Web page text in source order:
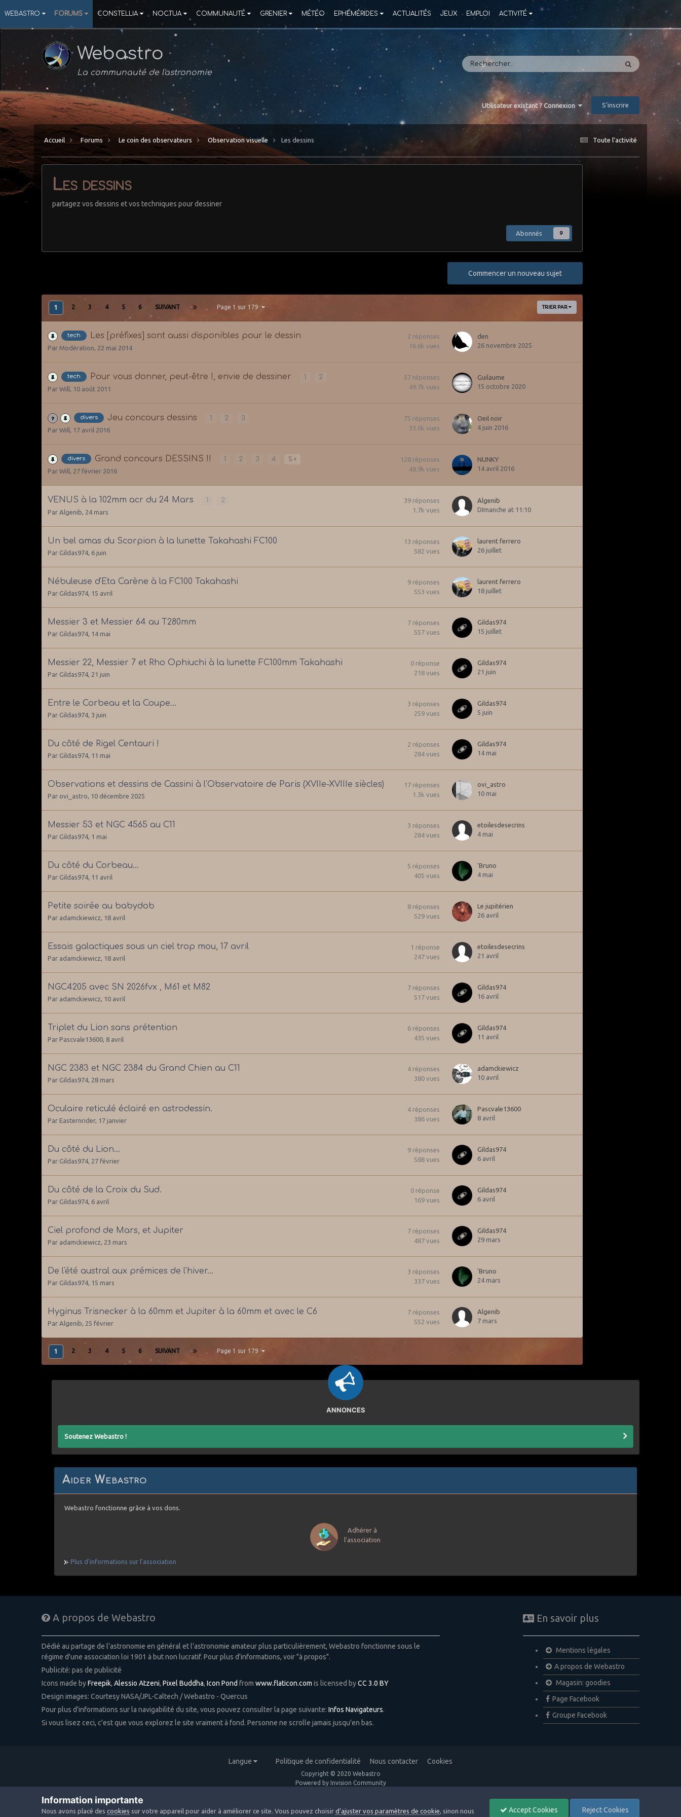
WEBASTRO FORUMS CONSTELLIA NOCTUA COMMUNAUTÉ GRENIER MÉTÉO EPHÉMÉRIDES ACTUALITÉS JEUX EMPLOI ACTIVITÉ
Webastro
La communauté de l'astronomie
Utilisateur existant ? Connexion S’inscrire
Toute l’activité
Accueil Forums Le coin des observateurs Observation visuelle Les dessins
Les dessins
partagez vos dessins et vos techniques pour dessiner
Abonnés 9
Commencer un nouveau sujet
TRIER PAR
1 2 3 4 5 6 SUIVANT Page 1 sur 179
tech Les [préfixes] sont aussi disponibles pour le dessin
Par Modération 22 mai 2014
2 réponses
16.6k vues
den
26 novembre 2025
tech Pour vous donner, peut-être !, envie de dessiner 1
2
ParWill 10 août 2011
57 réponses
49.7k vues
Guilaume
15 octobre 2020
divers Jeu concours dessins 1 2
3
ParWill 17 avril 2016
75 réponses
33.6k vues
Oeil noir
4 juin 2016
divers Grand concours DESSINS !! 1 2 3 4
5
ParWill 27 février 2016
128 réponses
48.9k vues
NUNKY
14 avril 2016
VENUS à la 102mm acr du 24 Mars 1
2
Par Algenib 24 mars
39 réponses
1.7k vues
Algenib
DImanche at 11:10
Un bel amas du Scorpion à la lunette Takahashi FC100
Par Gildas974 6 juin
13 réponses
582 vues
laurent ferrero
26 juillet
Nébuleuse d'Eta Carène à la FC100 Takahashi
Par Gildas974 15 avril
9 réponses
553 vues
laurent ferrero
18 juillet
Messier 3 et Messier 64 au T280mm
Par Gildas974 14 mai
7 réponses
557 vues
Gildas974
15 juillet
Messier 22, Messier 7 et Rho Ophiuchi à la lunette FC100mm Takahashi
Par Gildas974 21 juin
0 réponse
218 vues
Gildas974
21 juin
Entre le Corbeau et la Coupe...
Par Gildas974 3 juin
3 réponses
259 vues
Gildas974
5 juin
Du côté de Rigel Centauri !
Par Gildas974 11 mai
2 réponses
284 vues
Gildas974
14 mai
Observations et dessins de Cassini à l'Observatoire de Paris (XVIIe-XVIIIe siècles)
Par ovi_astro 10 décembre 2025
17 réponses
1.3k vues
ovi_astro
10 mai
Messier 53 et NGC 4565 au C11
Par Gildas974 1 mai
3 réponses
284 vues
etoilesdesecrins
4 mai
Du côté du Corbeau...
Par Gildas974 11 avril
5 réponses
405 vues
'Bruno
4 mai
Petite soirée au babydob
Par adamckiewicz 18 avril
8 réponses
529 vues
Le jupitérien
26 avril
Essais galactiques sous un ciel trop mou, 17 avril
Par adamckiewicz 18 avril
1 réponse
247 vues
etoilesdesecrins
21 avril
NGC4205 avec SN 2026fvx , M61 et M82
Par adamckiewicz 10 avril
7 réponses
517 vues
Gildas974
16 avril
Triplet du Lion sans prétention
ParPascvale13600 8 avril
6 réponses
435 vues
Gildas974
11 avril
NGC 2383 et NGC 2384 du Grand Chien au C11
Par Gildas974 28 mars
4 réponses
380 vues
adamckiewicz
10 avril
Oculaire reticulé éclairé en astrodessin.
ParEasternrider, 17 janvier
4 réponses
386 vues
Pascvale13600
8 avril
Du côté du Lion...
Par Gildas974 27 février
9 réponses
588 vues
Gildas974
6 avril
Du côté de la Croix du Sud.
Par Gildas974 6 avril
0 réponse
169 vues
Gildas974
6 avril
Ciel profond de Mars, et Jupiter
Par adamckiewicz 23 mars
7 réponses
487 vues
Gildas974
29 mars
De l'été austral aux prémices de l'hiver...
Par Gildas974 15 mars
3 réponses
337 vues
'Bruno
24 mars
Hyginus Trisnecker à la 60mm et Jupiter à la 60mm et avec le C6
Par Algenib 25 février
7 réponses
552 vues
Algenib
7 mars
1 2 3 4 5 6 SUIVANT Page 1 sur 179
ANNONCES
Soutenez Webastro !
Aider Webastro
Webastro fonctionne grâce à vos dons.
Adhérer à
l'association
Plus d'informations sur l'association
A propos de Webastro
Dédié au partage de l'astronomie en général et l'astronomie amateur plus particulièrement, Webastro fonctionne sous le
régime d'une association loi 1901 à but non lucratif. Pour plus d'informations, voir "à propos".
Publicité: pas de publicité
Icons made byFreepik, Alessio Atzeni, Pixel Buddha, Icon Pond from www.flaticon.com is licensed byCC 3.0 BY
Design images: Courtesy NASA/JPL-Caltech / Webastro - Quercus
Pour plus d'informations sur la navigabilité du site, vous pouvez consulter la page suivante: Infos Navigateurs.
Si vous lisez ceci, c'est que vous explorez le site vraiment à fond. Personne ne scrolle jamais jusqu'en bas.
En savoir plus
Mentions légales
A propos de Webastro
Magasin: goodies
Page Facebook
Groupe Facebook
Langue Politique de confidentialité Nous contacter Cookies
Copyright © 2020 Webastro
Powered by Invision Community
Information importante
Nous avons placé descookies sur votre appareil pour aider à améliorer ce site. Vous pouvez choisird’ajuster vos paramètres de cookie, sinon nous Accept Cookies Reject Cookies